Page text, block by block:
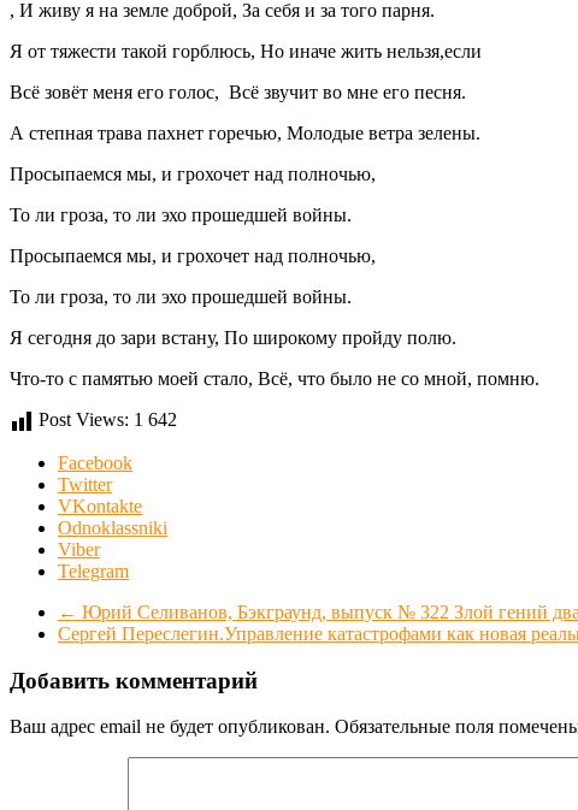
, И живу я на земле доброй, За себя и за того парня.
Я от тяжести такой горблюсь, Но иначе жить нельзя,если
Всё зовёт меня его голос, Всё звучит во мне его песня.
А степная трава пахнет горечью, Молодые ветра зелены.
Просыпаемся мы, и грохочет над полночью,
То ли гроза, то ли эхо прошедшей войны.
Просыпаемся мы, и грохочет над полночью,
То ли гроза, то ли эхо прошедшей войны.
Я сегодня до зари встану, По широкому пройду полю.
Что-то с памятью моей стало, Всё, что было не со мной, помню.
Post Views: 1 642
Facebook
Twitter
VKontakte
Odnoklassniki
Viber
Telegram
← Юрий Селиванов, Бэкграунд, выпуск № 322 Злой гений
Сергей Переслегин.Управление катастрофами как новая
Добавить комментарий
Ваш адрес email не будет опубликован. Обязательные поля